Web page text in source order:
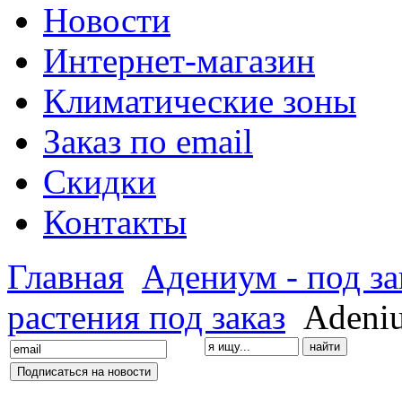
Новости
Интернет-магазин
Климатические зоны
Заказ по email
Скидки
Контакты
Главная Адениум - под
растения под заказ